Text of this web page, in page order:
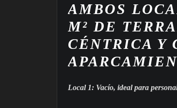
AMBOS
M² DE
CÉNTRICA Y
Local 1: Vacío, ideal para